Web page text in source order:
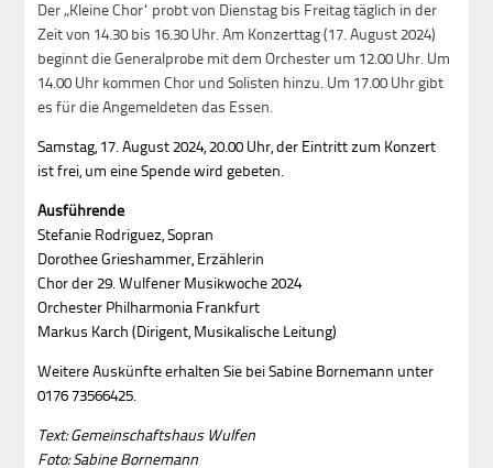
Der „Kleine Chor“ probt von Dienstag bis Freitag täglich in der
Zeit von 14.30 bis 16.30 Uhr. Am Konzerttag (17. August 2024)
beginnt die Generalprobe mit dem Orchester um 12.00 Uhr. Um
14.00 Uhr kommen Chor und Solisten hinzu. Um 17.00 Uhr gibt
es für die Angemeldeten das Essen.
Samstag, 17. August 2024, 20.00 Uhr, der Eintritt zum Konzert
ist frei, um eine Spende wird gebeten.
Ausführende
Stefanie Rodriguez, Sopran
Dorothee Grieshammer, Erzählerin
Chor der 29. Wulfener Musikwoche 2024
Orchester Philharmonia Frankfurt
Markus Karch (Dirigent, Musikalische Leitung)
Weitere Auskünfte erhalten Sie bei Sabine Bornemann unter
0176 73566425.
Text: Gemeinschaftshaus Wulfen
Foto:Sabine Bornemann